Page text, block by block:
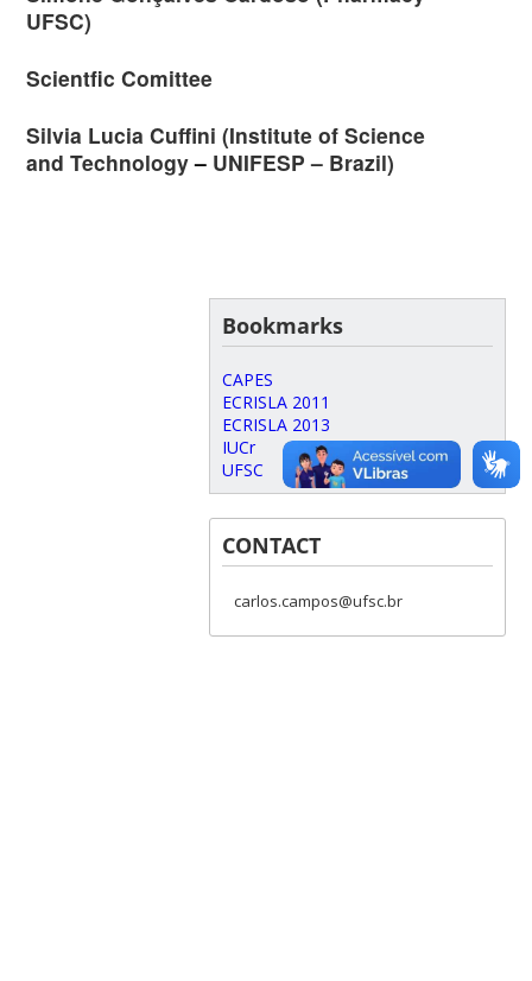
UFSC)
Scientfic Comittee
Silvia Lucia Cuffini (Institute of Science
and Technology– UNIFESP – Brazil)
Bookmarks
CAPES
ECRISLA 2011
ECRISLA 2013
IUCr
UFSC
CONTACT
carlos.campos@ufsc.br